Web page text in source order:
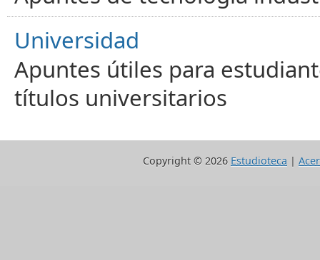
Universidad
Apuntes útiles para
títulos universitarios
Copyright © 2026 Estudioteca |